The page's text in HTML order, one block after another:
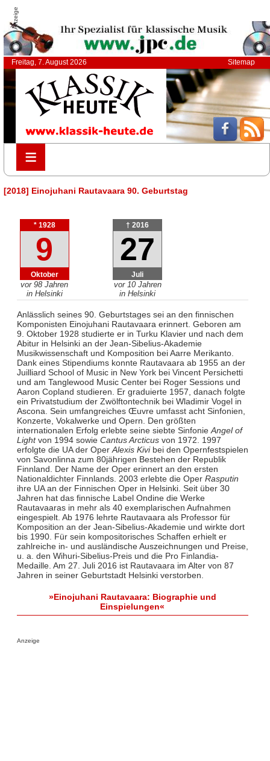
Anzeige
Freitag, 7. August 2026 Sitemap
≡
≡
[2018] Einojuhani Rautavaara 90. Geburtstag
* 1928
9
Oktober
vor 98 Jahren
in Helsinki
† 2016
27
Juli
vor 10 Jahren
in Helsinki
Anlässlich seines 90. Geburtstages sei an den finnischen
Komponisten Einojuhani Rautavaara erinnert. Geboren am
9. Oktober 1928 studierte er in Turku Klavier und nach dem
Abitur in Helsinki an der Jean-Sibelius-Akademie
Musikwissenschaft und Komposition bei Aarre Merikanto.
Dank eines Stipendiums konnte Rautavaara ab 1955 an der
Juilliard School of Music in New York bei Vincent Persichetti
und am Tanglewood Music Center bei Roger Sessions und
Aaron Copland studieren. Er graduierte 1957, danach folgte
ein Privatstudium der Zwölftontechnik bei Wladimir Vogel in
Ascona. Sein umfangreiches Œuvre umfasst acht Sinfonien,
Konzerte, Vokalwerke und Opern. Den größten
internationalen Erfolg erlebte seine siebte Sinfonie Angel of
Lightvon 1994 sowie Cantus Arcticusvon 1972. 1997
erfolgte die UA der Oper Alexis Kivi bei den Opernfestspielen
von Savonlinna zum 80jährigen Bestehen der Republik
Finnland. Der Name der Oper erinnert an den ersten
Nationaldichter Finnlands. 2003 erlebte die OperRasputin
ihre UA an der Finnischen Oper in Helsinki. Seit über 30
Jahren hat das finnische Label Ondine die Werke
Rautavaaras in mehr als 40 exemplarischen Aufnahmen
eingespielt. Ab 1976 lehrte Rautavaara als Professor für
Komposition an der Jean-Sibelius-Akademie und wirkte dort
bis 1990. Für sein kompositorisches Schaffen erhielt er
zahlreiche in- und ausländische Auszeichnungen und Preise,
u. a. den Wihuri-Sibelius-Preis und die Pro Finlandia-
Medaille. Am 27. Juli 2016 ist Rautavaara im Alter von 87
Jahren in seiner Geburtstadt Helsinki verstorben.
»Einojuhani Rautavaara: Biographie und
Einspielungen«
Anzeige